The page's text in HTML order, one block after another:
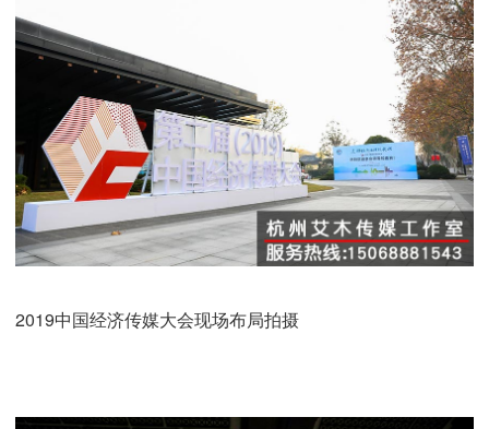
2019中国经济传媒大会现场布局拍摄